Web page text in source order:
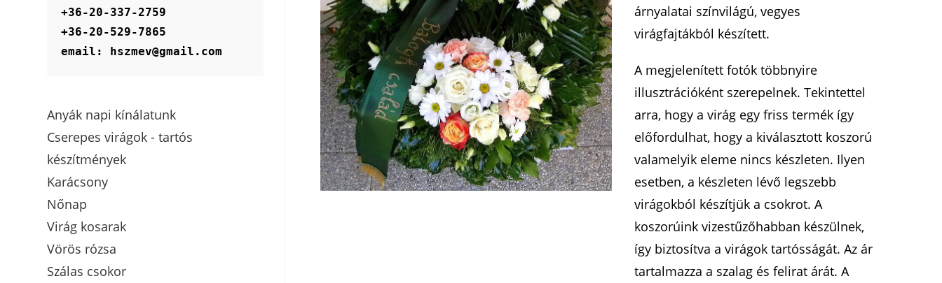
árnyalatai színvilágú, vegyes
virágfajtákból készített.
A megjelenített fotók többnyire
illusztrációként szerepelnek. Tekintettel
arra, hogy a virág egy friss termék így
előfordulhat, hogy a kiválasztott koszorú
valamelyik eleme nincs készleten. Ilyen
esetben, a készleten lévő legszebb
virágokból készítjük a csokrot. A
koszorúink vizestűzőhabban készülnek,
így biztosítva a virágok tartósságát. Az ár
tartalmazza a szalag és felirat árát. A
+36-20-337-2759
+36-20-529-7865
email: hszmev@gmail.com
Anyák napi kínálatunk
Cserepes virágok - tartós
készítmények
Karácsony
Nőnap
Virág kosarak
Vörös rózsa
Szálas csokor